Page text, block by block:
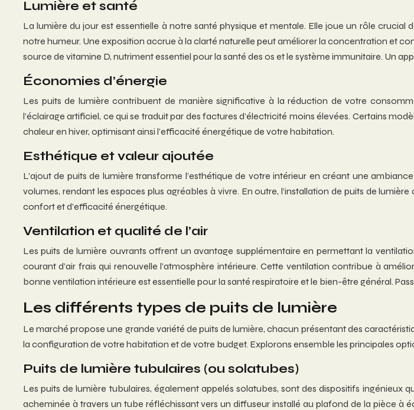
Lumière et santé
La lumière du jour est essentielle à notre santé physique et mentale. Elle joue un rôle
notre humeur. Une exposition accrue à la clarté naturelle peut améliorer la concentration et
source de vitamine D, nutriment essentiel pour la santé des os et le système immunitaire. Un
Économies d’énergie
Les puits de lumière contribuent de manière significative à la réduction de votre
l’éclairage artificiel, ce qui se traduit par des factures d’électricité moins élevées. Certains
chaleur en hiver, optimisant ainsi l’efficacité énergétique de votre habitation.
Esthétique et valeur ajoutée
L’ajout de puits de lumière transforme l’esthétique de votre intérieur en créant une
volumes, rendant les espaces plus agréables à vivre. En outre, l’installation de puits de
confort et d’efficacité énergétique.
Ventilation et qualité de l’air
Les puits de lumière ouvrants offrent un avantage supplémentaire en permettant la
courant d’air frais qui renouvelle l’atmosphère intérieure. Cette ventilation contribue à
bonne ventilation intérieure est essentielle pour la santé respiratoire et le bien-être général.
Les différents types de puits de lumière
Le marché propose une grande variété de puits de lumière, chacun présentant des
la configuration de votre habitation et de votre budget. Explorons ensemble les principales
Puits de lumière tubulaires (ou solatubes)
Les puits de lumière tubulaires, également appelés solatubes, sont des dispositifs ingénieux
acheminée à travers un tube réfléchissant vers un diffuseur installé au plafond de la pièce à